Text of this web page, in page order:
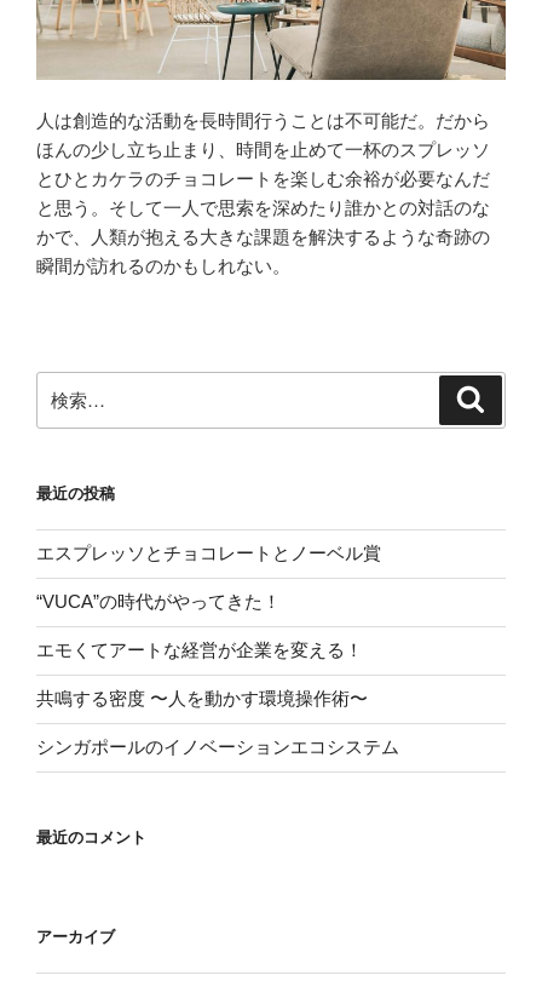
人は創造的な活動を長時間行うことは不可能だ。だから
ほんの少し立ち止まり、時間を止めて一杯のスプレッソ
とひとカケラのチョコレートを楽しむ余裕が必要なんだ
と思う。そして一人で思索を深めたり誰かとの対話のな
かで、人類が抱える大きな課題を解決するような奇跡の
瞬間が訪れるのかもしれない。
索:
最近の投稿
エスプレッソとチョコレートとノーベル賞
“VUCA”の時代がやってきた！
エモくてアートな経営が企業を変える！
共鳴する密度 〜人を動かす環境操作術〜
シンガポールのイノベーションエコシステム
最近のコメント
アーカイブ